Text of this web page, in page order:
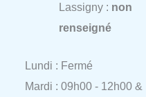
Lassigny : non
renseigné
Lundi : Fermé
Mardi : 09h00 - 12h00 &